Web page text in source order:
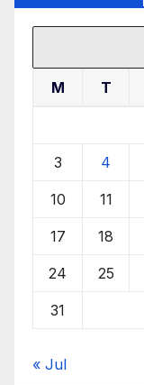
M T
3 4
10 11
17 18
24 25
31
« Jul